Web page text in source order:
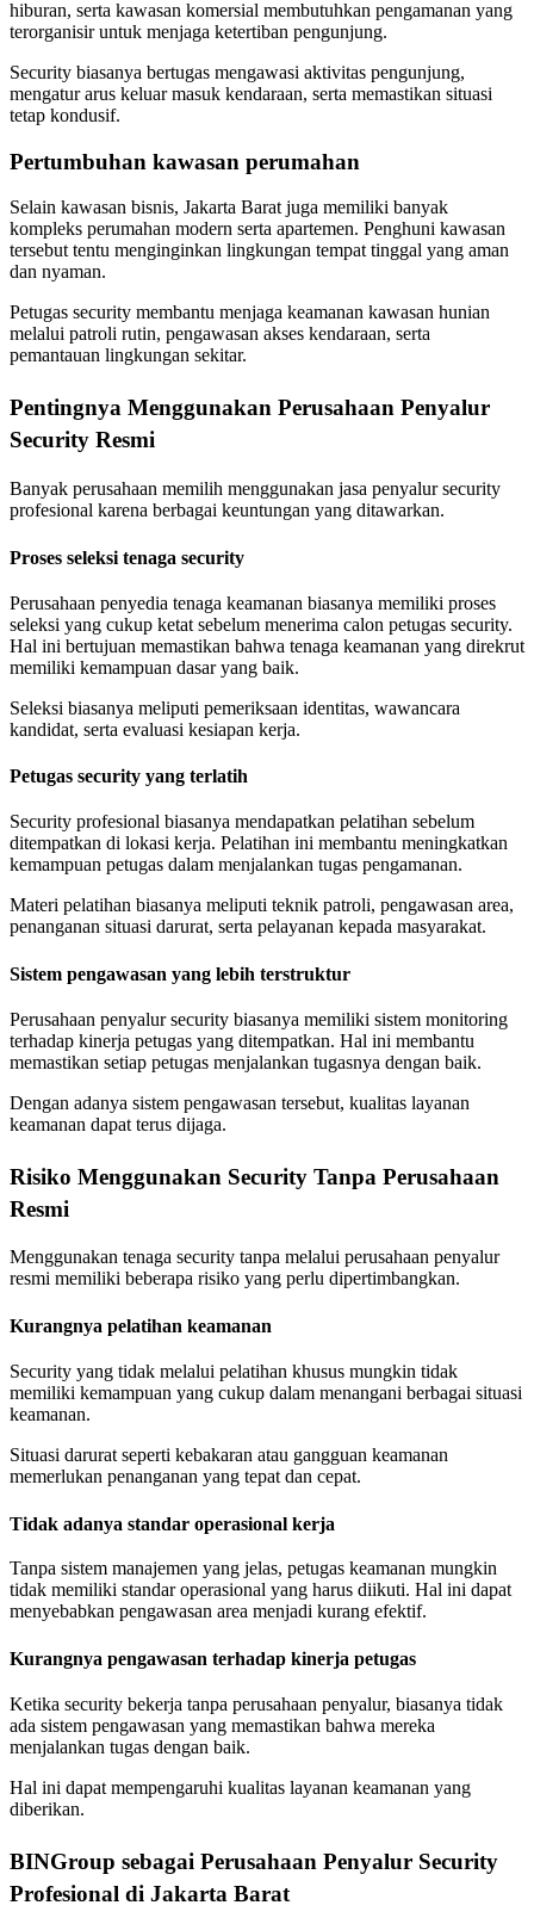
hiburan, serta kawasan komersial membutuhkan pengamanan yang
terorganisir untuk menjaga ketertiban pengunjung.
Security biasanya bertugas mengawasi aktivitas pengunjung,
mengatur arus keluar masuk kendaraan, serta memastikan situasi
tetap kondusif.
Pertumbuhan kawasan perumahan
Selain kawasan bisnis, Jakarta Barat juga memiliki banyak
kompleks perumahan modern serta apartemen. Penghuni kawasan
tersebut tentu menginginkan lingkungan tempat tinggal yang aman
dan nyaman.
Petugas security membantu menjaga keamanan kawasan hunian
melalui patroli rutin, pengawasan akses kendaraan, serta
pemantauan lingkungan sekitar.
Pentingnya Menggunakan Perusahaan Penyalur
Security Resmi
Banyak perusahaan memilih menggunakan jasa penyalur security
profesional karena berbagai keuntungan yang ditawarkan.
Proses seleksi tenaga security
Perusahaan penyedia tenaga keamanan biasanya memiliki proses
seleksi yang cukup ketat sebelum menerima calon petugas security.
Hal ini bertujuan memastikan bahwa tenaga keamanan yang direkrut
memiliki kemampuan dasar yang baik.
Seleksi biasanya meliputi pemeriksaan identitas, wawancara
kandidat, serta evaluasi kesiapan kerja.
Petugas security yang terlatih
Security profesional biasanya mendapatkan pelatihan sebelum
ditempatkan di lokasi kerja. Pelatihan ini membantu meningkatkan
kemampuan petugas dalam menjalankan tugas pengamanan.
Materi pelatihan biasanya meliputi teknik patroli, pengawasan area,
penanganan situasi darurat, serta pelayanan kepada masyarakat.
Sistem pengawasan yang lebih terstruktur
Perusahaan penyalur security biasanya memiliki sistem monitoring
terhadap kinerja petugas yang ditempatkan. Hal ini membantu
memastikan setiap petugas menjalankan tugasnya dengan baik.
Dengan adanya sistem pengawasan tersebut, kualitas layanan
keamanan dapat terus dijaga.
Risiko Menggunakan Security Tanpa Perusahaan
Resmi
Menggunakan tenaga security tanpa melalui perusahaan penyalur
resmi memiliki beberapa risiko yang perlu dipertimbangkan.
Kurangnya pelatihan keamanan
Security yang tidak melalui pelatihan khusus mungkin tidak
memiliki kemampuan yang cukup dalam menangani berbagai situasi
keamanan.
Situasi darurat seperti kebakaran atau gangguan keamanan
memerlukan penanganan yang tepat dan cepat.
Tidak adanya standar operasional kerja
Tanpa sistem manajemen yang jelas, petugas keamanan mungkin
tidak memiliki standar operasional yang harus diikuti. Hal ini dapat
menyebabkan pengawasan area menjadi kurang efektif.
Kurangnya pengawasan terhadap kinerja petugas
Ketika security bekerja tanpa perusahaan penyalur, biasanya tidak
ada sistem pengawasan yang memastikan bahwa mereka
menjalankan tugas dengan baik.
Hal ini dapat mempengaruhi kualitas layanan keamanan yang
diberikan.
BINGroup sebagai Perusahaan Penyalur Security
Profesional di Jakarta Barat